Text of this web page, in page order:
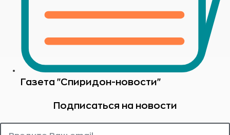
Газета "Спиридон-новости"
Подписаться на новости